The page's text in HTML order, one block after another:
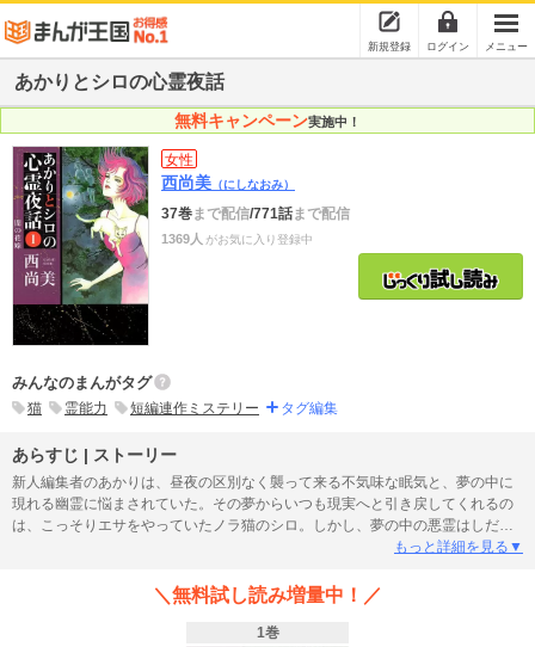
新規登録 ログイン メニュー
あかりとシロの心霊夜話
無料キャンペーン実施中！
女性
西尚美 （にしなおみ）
37巻まで配信/771話まで配信
1369人 がお気に入り登録中
みんなのまんがタグ
猫 霊能力 短編連作ミステリー タグ編集
あらすじ | ストーリー
新人編集者のあかりは、昼夜の区別なく襲って来る不気味な眠気と、夢の中に
現れる幽霊に悩まされていた。その夢からいつも現実へと引き戻してくれるの
は、こっそりエサをやっていたノラ猫のシロ。しかし、夢の中の悪霊はしだい
に殺意をあらわにし、あかりに近づいてきて…？ なぜか霊を引き寄せてしま
ーサスペンスシリーズ。
もっと詳細を見る▼
＼無料試し読み増量中！／
1巻